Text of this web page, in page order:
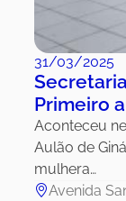
31/03/2025
Primeiro
Aconteceu
Aulão de
mulhera…
Avenida